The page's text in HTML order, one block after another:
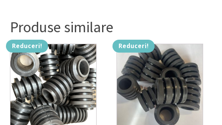
200
4,
Cuplaj
complet
cu
alezaje
si
canale
de
pana,
Produse similare
Reduceri! Reduceri!